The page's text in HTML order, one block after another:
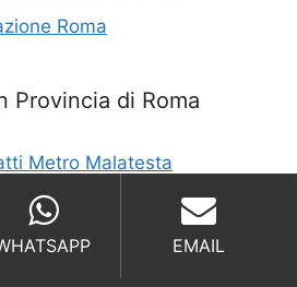
Roma
Provincia di Roma
Metro Malatesta
Castagnola
Mandela
EMAIL